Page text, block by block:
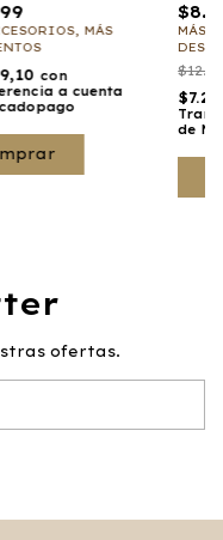
MÁS
con
a cuenta
MÁS
de
ofertas.